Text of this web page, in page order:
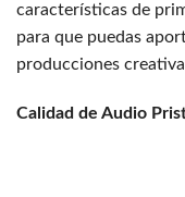
características de
para que puedas
producciones
Calidad de Audio